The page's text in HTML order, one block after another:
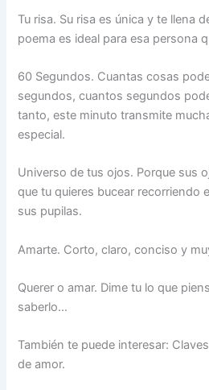
Tu risa. Su risa es única y te llena
poema es ideal para esa persona
60 Segundos. Cuantas cosas
segundos, cuantos segundos
tanto, este minuto transmite
especial.
Universo de tus ojos. Porque sus
que tu quieres bucear recorriendo
sus pupilas.
Amarte. Corto, claro, conciso y
Querer o amar. Dime tu lo que
saberlo…
También te puede interesar:
de amor.